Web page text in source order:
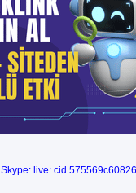
Skype: